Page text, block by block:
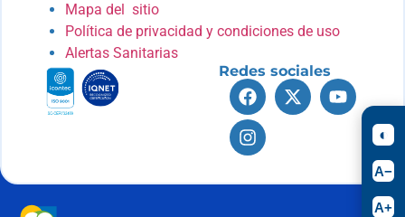
Mapa del sitio
Política de privacidad y condiciones de uso
Alertas Sanitarias
Redes sociales